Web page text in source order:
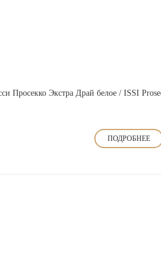
Просекко Экстра Драй белое / ISSI
ПОДРОБНЕЕ